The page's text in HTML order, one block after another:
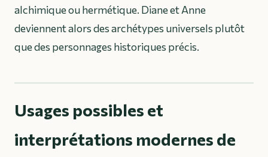
alchimique ou hermétique. Diane et Anne
deviennent alors des archétypes universels plutôt
que des personnages historiques précis.
Usages possibles et
interprétations modernes de